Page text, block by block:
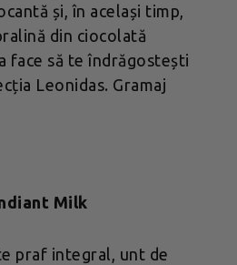
și, în același timp,
din ciocolată
face să te îndrăgostești
Leonidas. Gramaj
Milk
praf integral, unt de